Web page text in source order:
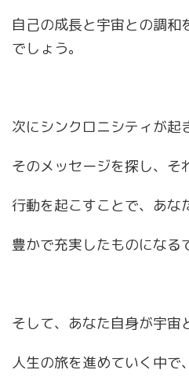
自己の成長と宇宙との調和
でしょう。
次にシンクロニシティが起
そのメッセージを探し、そ
行動を起こすことで、あな
豊かで充実したものになる
そして、あなた自身が宇宙
人生の旅を進めていく中で